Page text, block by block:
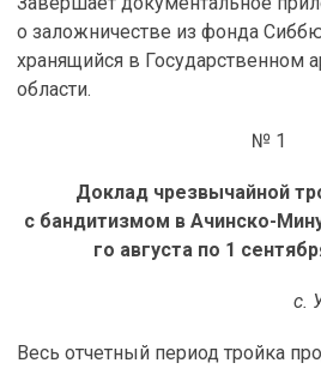
о заложничестве из фонда
хранящийся в Государственном
области.
№ 1
Доклад чрезвычайной
с бандитизмом в Ачинско-
го августа по 1
с.
Весь отчетный период тройка